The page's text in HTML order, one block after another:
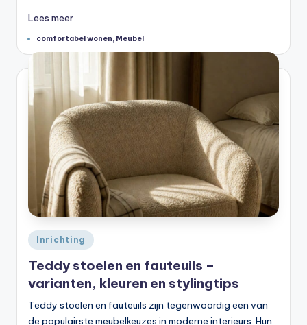
Lees meer
Tags:comfortabel wonen, Meubel
Geplaatst
in
Inrichting
Teddy stoelen en fauteuils –
varianten, kleuren en stylingtips
Teddy stoelen en fauteuils zijn tegenwoordig een van
de populairste meubelkeuzes in moderne interieurs. Hun